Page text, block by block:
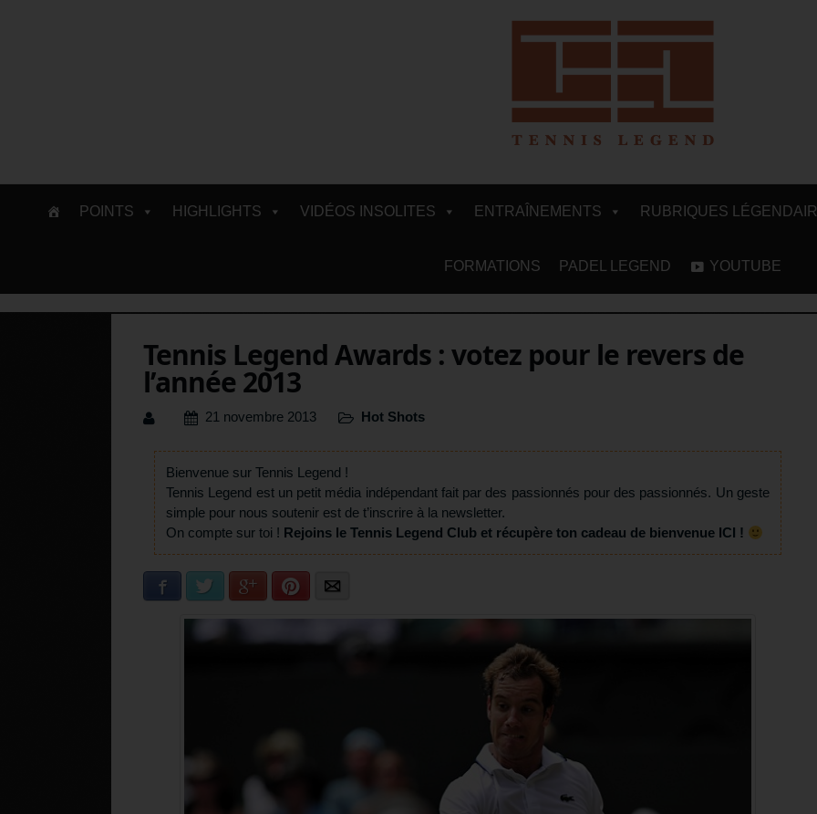
POINTS HIGHLIGHTS VIDÉOS INSOLITES ENTRAÎNEMENTS RUBRIQUES
FORMATIONS PADEL LEGEND YOUTUBE
Tennis Legend Awards : votez pour le revers de
l’année 2013
21 novembre 2013 Hot Shots
Bienvenue sur Tennis Legend !
Tennis Legend est un petit média indépendant fait par des passionnés pour des passionnés. Un geste
simple pour nous soutenir est de t’inscrire à la newsletter.
On compte sur toi ! Rejoins le Tennis Legend Club et récupère ton cadeau de bienvenue ICI !
Facebook Twitter Google+ Pinterest